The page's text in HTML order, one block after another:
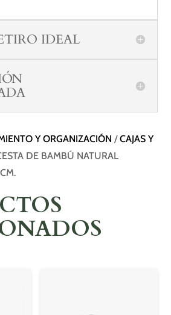
IDEAL
Y ORGANIZACIÓN /CAJAS Y
DE BAMBÚ NATURAL